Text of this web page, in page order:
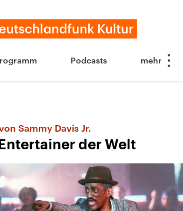
Podcasts
Sammy Davis Jr.
der Welt